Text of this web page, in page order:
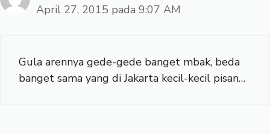
April 27, 2015 pada 9:07 AM
Gula arennya gede-gede banget mbak, beda
banget sama yang di Jakarta kecil-kecil pisan…